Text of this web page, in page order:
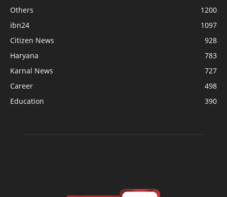
Others
1200
ibn24
1097
Citizen News
928
Haryana
783
Karnal News
727
Career
498
Education
390